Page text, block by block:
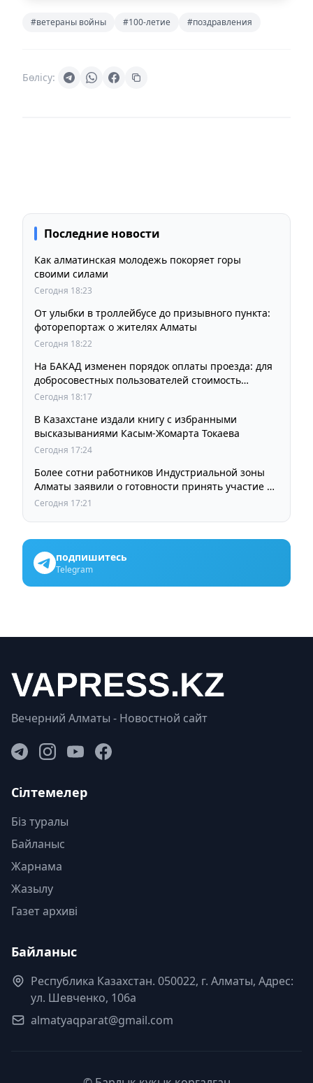
#ветераны войны #100-летие #поздравления
Бөлісу:
Последние новости
Как алматинская молодежь покоряет горы
своими силами
Сегодня 18:23
От улыбки в троллейбусе до призывного пункта:
фоторепортаж о жителях Алматы
Сегодня 18:22
На БАКАД изменен порядок оплаты проезда: для
добросовестных пользователей стоимость
остается прежней
Сегодня 18:17
В Казахстане издали книгу с избранными
высказываниями Касым-Жомарта Токаева
Сегодня 17:24
Более сотни работников Индустриальной зоны
Алматы заявили о готовности принять участие в
выборах членов Курылтая
Сегодня 17:21
подпишитесь
Telegram
Вечерний Алматы - Новостной сайт
Сілтемелер
Біз туралы
Байланыс
Жарнама
Жазылу
Газет архиві
Байланыс
Республика Казахстан. 050022, г. Алматы, Адрес:
ул. Шевченко, 106а
almatyaqparat@gmail.com